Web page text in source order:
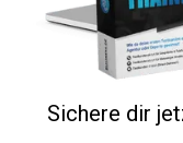
Sichere dir